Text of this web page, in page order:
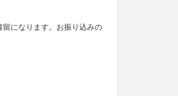
になります。お振り込みの